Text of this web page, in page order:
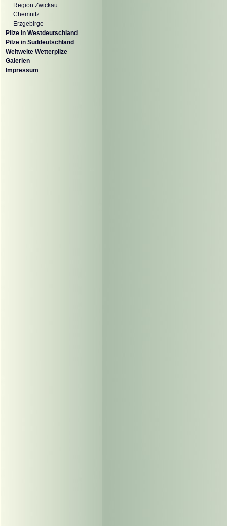
Region Zwickau
Chemnitz
Erzgebirge
Pilze in Westdeutschland
Pilze in Süddeutschland
Weltweite Wetterpilze
Galerien
Impressum